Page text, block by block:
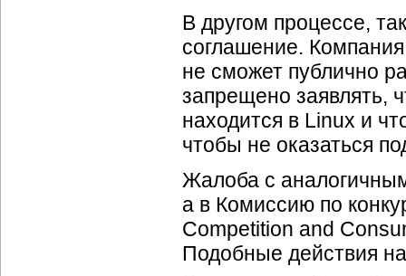
В другом процессе,
соглашение.
не сможет публично
запрещено заявлять,
находится в Linux и
чтобы не оказаться
Жалоба с
а в Комиссию по
Competition and
Подобные действия